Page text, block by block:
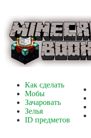
Как сделать
Мобы
Зачаровать
Зелья
ID предметов